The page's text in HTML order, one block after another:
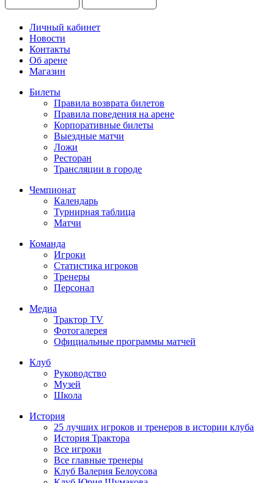
Личный кабинет
Новости
Контакты
Об арене
Магазин
Билеты
Правила возврата билетов
Правила поведения на арене
Корпоративные билеты
Выездные матчи
Ложи
Ресторан
Трансляции в городе
Чемпионат
Календарь
Турнирная таблица
Матчи
Команда
Игроки
Статистика игроков
Тренеры
Персонал
Медиа
Трактор TV
Фотогалерея
Официальные программы матчей
Клуб
Руководство
Музей
Школа
История
25 лучших игроков и тренеров в истории клуба
История Трактора
Все игроки
Все главные тренеры
Клуб Валерия Белоусова